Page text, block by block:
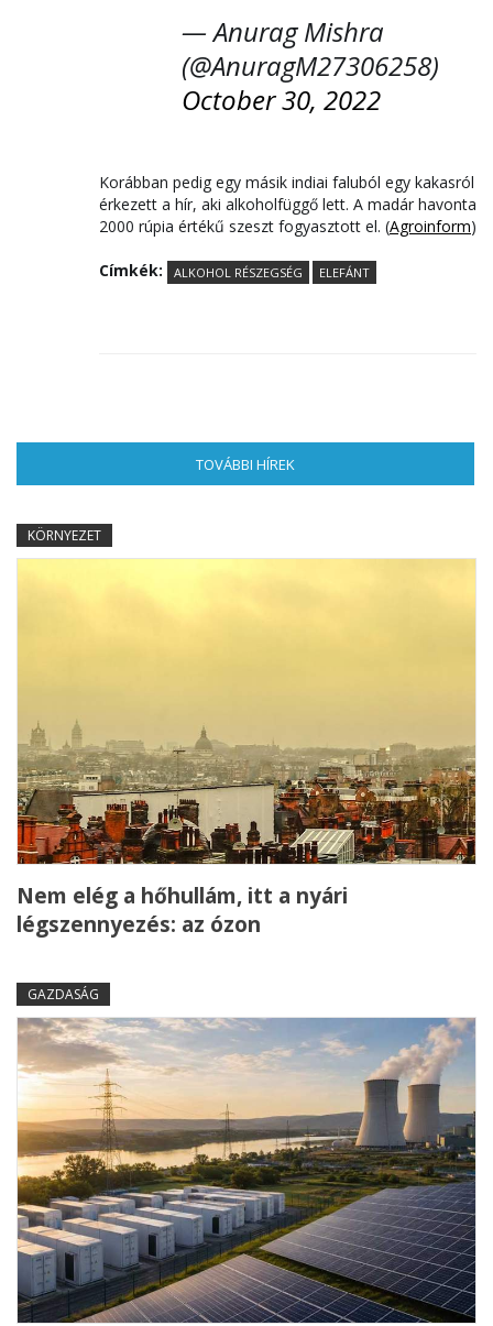
— Anurag Mishra
(@AnuragM27306258)
October 30, 2022
Korábban pedig egy másik indiai faluból egy kakasról
érkezett a hír, aki alkoholfüggő lett. A madár havonta
2000 rúpia értékű szeszt fogyasztott el. (Agroinform)
Címkék: ALKOHOL RÉSZEGSÉG ELEFÁNT
TOVÁBBI HÍREK
KÖRNYEZET
Nem elég a hőhullám, itt a nyári
légszennyezés: az ózon
GAZDASÁG